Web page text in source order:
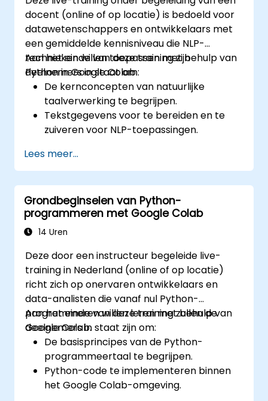
docent (online of op locatie) is bedoeld voor
datawetenschappers en ontwikkelaars met
een gemiddelde kennisniveau die NLP-
technieken willen toepassen met behulp van
Python in Google Colab.
Aan het einde van deze training zijn
deelnemers in staat om:
De kernconcepten van natuurlijke
taalverwerking te begrijpen.
Tekstgegevens voor te bereiden en te
zuiveren voor NLP-toepassingen.
behulp van de NLTK- en SpaCy-
bibliotheken.
Tekstgegevens te beheren in Google
Colab, zodat men kan werken aan
schaalbare en samenwerkingsgerichte
ontwikkelingen.
Lees meer...
Grondbeginselen van Python-
programmeren met Google Colab
14 Uren
Deze door een instructeur begeleide live-
training in Nederland (online of op locatie)
richt zich op onervaren ontwikkelaars en
data-analisten die vanaf nul Python-
programmeren willen leren met behulp van
Google Colab.
Aan het einde van deze training zullen de
deelnemers in staat zijn om:
De basisprincipes van de Python-
programmeertaal te begrijpen.
Python-code te implementeren binnen
het Google Colab-omgeving.